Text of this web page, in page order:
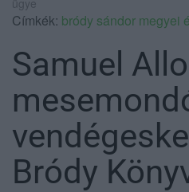
Címkék: bródy sándor megyei
Samuel
Bródy